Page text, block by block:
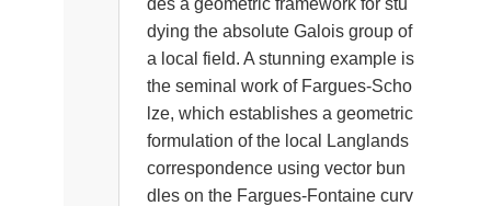
des a geometric framework for stu
dying the absolute Galois group of
a local field. A stunning example is
the seminal work of Fargues-Scho
lze, which establishes a geometric
formulation of the local Langlands
correspondence using vector bun
dles on the Fargues-Fontaine curv